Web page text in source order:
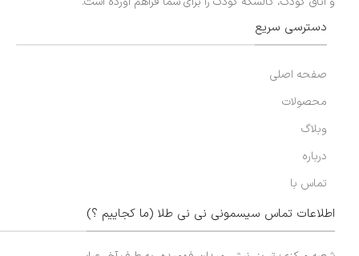
دسترسی سریع
صفحه اصلی
محصولات
وبلاگ
درباره
تماس با
اطلاعات تماس سیسمونی نی نی طلا (ما کجاییم ؟)